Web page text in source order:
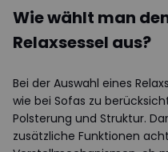
Wie wählt man
Relaxsessel aus?
Bei der Auswahl eines
wie bei Sofas zu
Polsterung und Struktur.
zusätzliche Funktionen